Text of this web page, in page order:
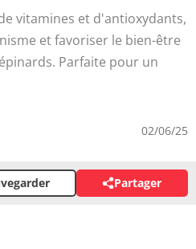
vitamines et d'antioxydants,
et favoriser le bien-être
Parfaite pour un
02/06/25
Partager